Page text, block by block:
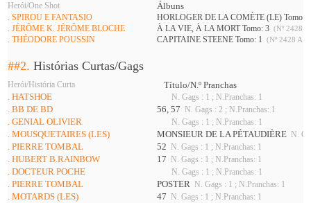
Herói/One Shot Álbuns
. SPIROU E FANTASIO
HORLOGER DE LA COMÈTE (LE) Tomo:
. JÉRÔME K. JÉRÔME BLOCHE
À LA VIE, À LA MORT Tomo: 3 (Nº 2428
. THÉODORE POUSSIN CAPITAINE STEENE Tomo: 1 (Nº 2428 A
##2.Histórias Curtas/Gags
Herói/História Curta
Título/N.º Pranchas
. HATSHOE
N. Gags : 1 ; N.Pranchas: 1
. BB DE BD 56, 57 N. Gags : 2 ; N.Pranchas: 1
. GENIAL OLIVIER N. Gags : 1 ; N.Pranchas: 1
. MOUSQUETAIRES (LES) MONSIEUR DE LA PÉTAUDIÈRE N.
. PIERRE TOMBAL 52 N. Gags : 1 ; N.Pranchas: 1
. HUBERT B.RAINBOW 17 N. Gags : 1 ; N.Pranchas: 1
. DOCTEUR POCHE N. Gags : 1 ; N.Pranchas: 1
. PIERRE TOMBAL POSTER N. Gags : 1 ; N.Pranchas: 1
. MOTARDS (LES) 47 N. Gags : 1 ; N.Pranchas: 1